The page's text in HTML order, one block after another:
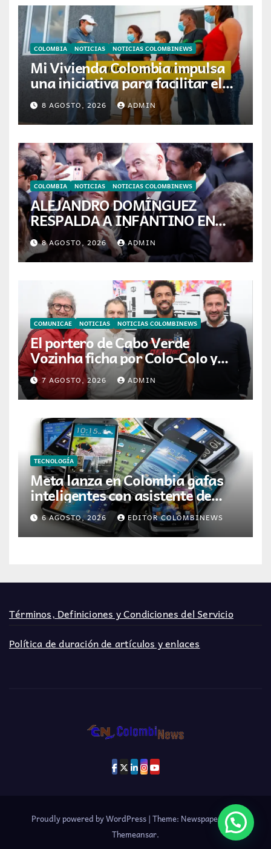
COLOMBIA NOTICIAS NOTICIAS COLOMBINEWS
Mi Vivienda Colombia impulsa
una iniciativa para facilitar el
acceso a la vivienda de familias
colombianas
8 AGOSTO, 2026 ADMIN
COLOMBIA NOTICIAS NOTICIAS COLOMBINEWS
ALEJANDRO DOMÍNGUEZ
RESPALDA A INFANTINO EN
CALI: «ES EL LÍDER DE LA
TRANSFORMACIÓN DEL
FÚTBOL»
8 AGOSTO, 2026 ADMIN
COMUNICAE NOTICIAS NOTICIAS COLOMBINEWS
El portero de Cabo Verde
Vozinha ficha por Colo-Colo y
JETOUR respalda su nueva
etapa
7 AGOSTO, 2026 ADMIN
TECNOLOGÍA
Meta lanza en Colombia gafas
inteligentes con asistente de
inteligencia artificial
6 AGOSTO, 2026 EDITOR COLOMBINEWS
Términos, Definiciones y Condiciones del Servicio
Política de duración de artículos y enlaces
Proudly powered by WordPress|Theme: Newspaperex by
Themeansar.